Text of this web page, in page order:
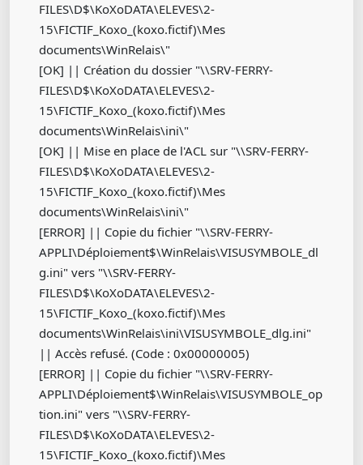
FILES\D$\KoXoDATA\ELEVES\2-
15\FICTIF_Koxo_(koxo.fictif)\Mes
documents\WinRelais\"
[OK] || Création du dossier "\\SRV-FERRY-
FILES\D$\KoXoDATA\ELEVES\2-
15\FICTIF_Koxo_(koxo.fictif)\Mes
documents\WinRelais\ini\"
[OK] || Mise en place de l'ACL sur "\\SRV-FERRY-
FILES\D$\KoXoDATA\ELEVES\2-
15\FICTIF_Koxo_(koxo.fictif)\Mes
documents\WinRelais\ini\"
[ERROR] || Copie du fichier "\\SRV-FERRY-
APPLI\Déploiement$\WinRelais\VISUSYMBOLE_dl
g.ini" vers "\\SRV-FERRY-
FILES\D$\KoXoDATA\ELEVES\2-
15\FICTIF_Koxo_(koxo.fictif)\Mes
documents\WinRelais\ini\VISUSYMBOLE_dlg.ini"
|| Accès refusé. (Code : 0x00000005)
[ERROR] || Copie du fichier "\\SRV-FERRY-
APPLI\Déploiement$\WinRelais\VISUSYMBOLE_op
tion.ini" vers "\\SRV-FERRY-
FILES\D$\KoXoDATA\ELEVES\2-
15\FICTIF_Koxo_(koxo.fictif)\Mes